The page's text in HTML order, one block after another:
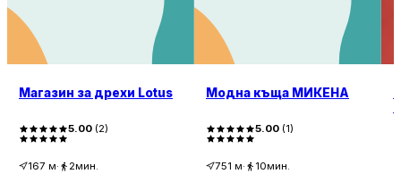
Магазин за дрехи Lotus
5.00 (2)
167 м· 2мин.
Модна къща МИКЕНА
5.00 (1)
751 м· 10мин.